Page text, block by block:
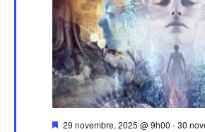
Mis
29 novembre, 2025 @ 9h00 -30